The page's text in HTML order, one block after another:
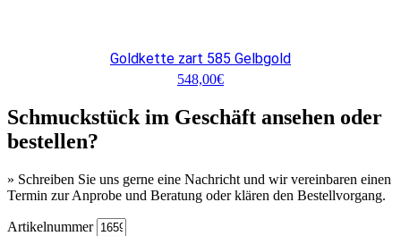
Goldkette zart 585 Gelbgold
548,00€
Schmuckstück im Geschäft ansehen oder
bestellen?
» Schreiben Sie uns gerne eine Nachricht und wir vereinbaren einen
Termin zur Anprobe und Beratung oder klären den Bestellvorgang.
Artikelnummer